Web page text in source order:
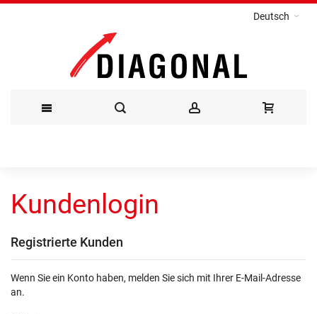
Deutsch
Inhalt
Kundenlogin
Registrierte Kunden
Wenn Sie ein Konto haben, melden Sie sich mit Ihrer E-Mail-Adresse
an.